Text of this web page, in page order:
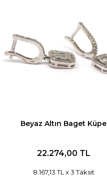
Beyaz Altın Baget Küpe
22.274,00 TL
8.167,13 TL x 3 Taksit